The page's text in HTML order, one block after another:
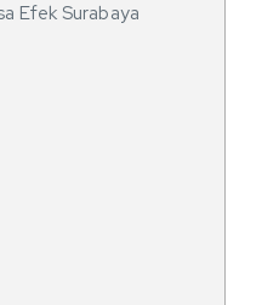
Efek Surabaya